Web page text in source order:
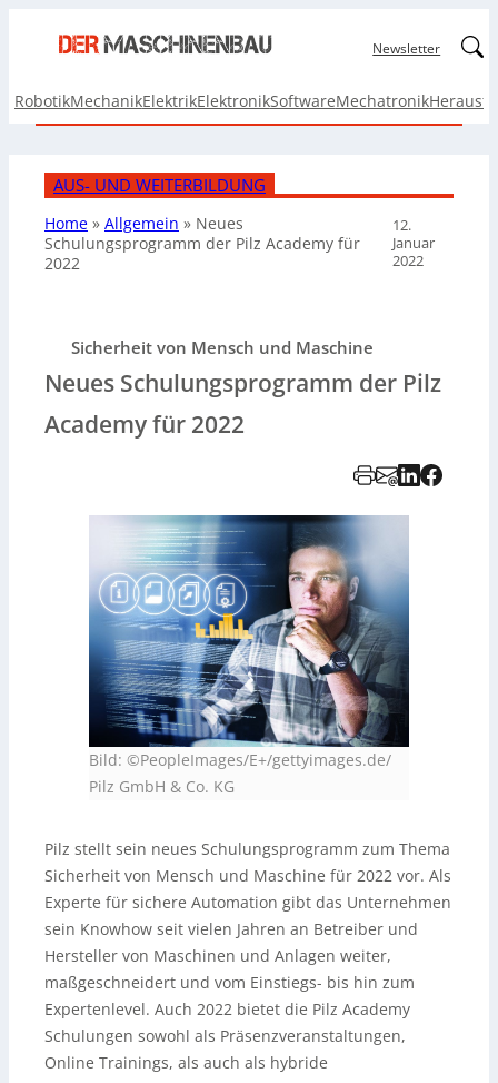
Newsletter
RobotikMechanikElektrikElektronikSoftwareMechatronik
AUS- UND WEITERBILDUNG
Home » Allgemein » Neues
Schulungsprogramm der Pilz Academy für
2022
12.
Januar
2022
Sicherheit von Mensch und Maschine
Neues Schulungsprogramm der Pilz
Academy für 2022
Bild: ©PeopleImages/E+/gettyimages.de/
Pilz GmbH & Co. KG
Pilz stellt sein neues Schulungsprogramm zum Thema
Sicherheit von Mensch und Maschine für 2022 vor. Als
Experte für sichere Automation gibt das Unternehmen
sein Knowhow seit vielen Jahren an Betreiber und
Hersteller von Maschinen und Anlagen weiter,
maßgeschneidert und vom Einstiegs- bis hin zum
Expertenlevel. Auch 2022 bietet die Pilz Academy
Schulungen sowohl als Präsenzveranstaltungen,
Online Trainings, als auch als hybride